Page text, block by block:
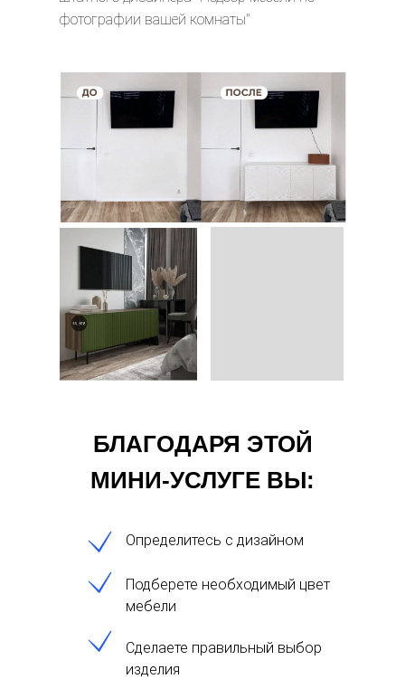
фотографии вашей комнаты"
БЛАГОДАРЯ ЭТОЙ
МИНИ-УСЛУГЕ ВЫ:
Определитесь с дизайном
Подберете необходимый цвет
мебели
Сделаете правильный выбор
изделия